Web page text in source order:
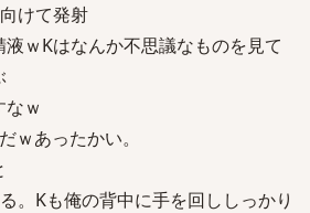
けて発射
ｗKはなんか不思議なものを見て
ｗ
あったかい。
。Kも俺の背中に手を回ししっかり